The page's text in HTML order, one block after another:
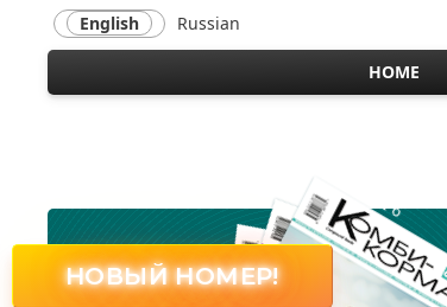
English Russian
HOME
НОВЫЙ НОМЕР!
№ 6